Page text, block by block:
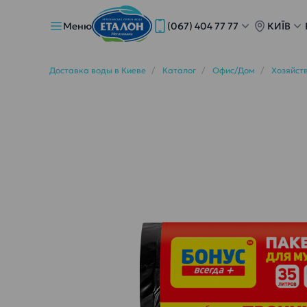
Меню (067) 404 77 77 КИЇВ
Доставка воды в Киеве Каталог Офис/Дом